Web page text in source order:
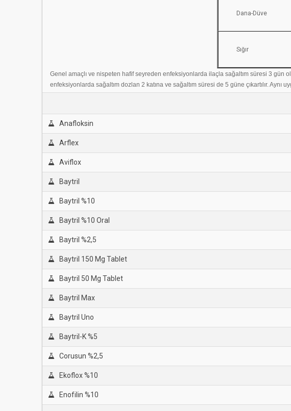
Dana-Düve
Sığır
Genel amaçlı ve nispeten hafif seyreden enfeksiyonlarda ilaçla sağaltım süresi 3 gün
enfeksiyonlarda sağaltım dozlan 2 katına ve sağaltım süresi de 5 güne çıkartılır.
Anafloksin
Arflex
Aviflox
Baytril
Baytril %10
Baytril %10 Oral
Baytril %2,5
Baytril 150 Mg Tablet
Baytril 50 Mg Tablet
Baytril Max
Baytril Uno
Baytril-K %5
Corusun %2,5
Ekoflox %10
Enofilin %10